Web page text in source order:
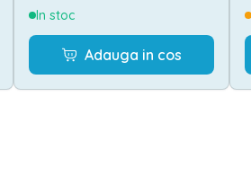
In stoc
Adauga in cos